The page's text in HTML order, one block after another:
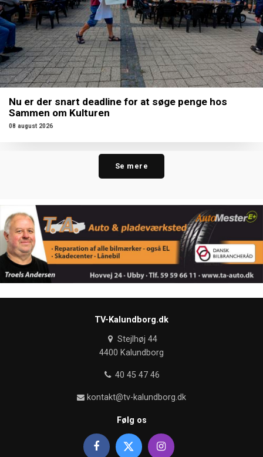
Nu er der snart deadline for at søge penge hos
Sammen om Kulturen
08 august 2026
Se mere
TV-Kalundborg.dk
Stejlhøj 44
4400 Kalundborg
40 45 47 46
kontakt@tv-kalundborg.dk
Følg os